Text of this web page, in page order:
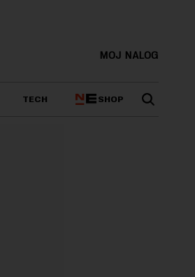
MOJ NALOG
TECH SHOP